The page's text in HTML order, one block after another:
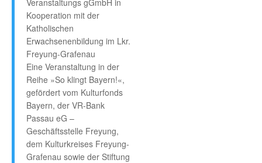
Veranstaltungs gGmbH in
Kooperation mit der
Katholischen
Erwachsenenbildung im Lkr.
Freyung-Grafenau
Eine Veranstaltung in der
Reihe »So klingt Bayern!«,
gefördert vom Kulturfonds
Bayern, der VR-Bank
Passau eG –
Geschäftsstelle Freyung,
dem Kulturkreises Freyung-
Grafenau sowie der Stiftung